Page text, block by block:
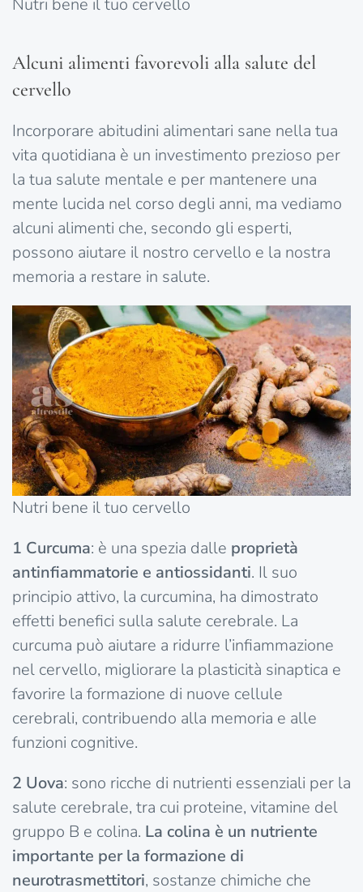
Alcuni alimenti favorevoli alla salute del
cervello
Incorporare abitudini alimentari sane nella tua
vita quotidiana è un investimento prezioso per
la tua salute mentale e per mantenere una
mente lucida nel corso degli anni, ma vediamo
alcuni alimenti che, secondo gli esperti,
possono aiutare il nostro cervello e la nostra
memoria a restare in salute.
Nutri bene il tuo cervello
1 Curcuma: è una spezia dalle proprietà
antinfiammatorie e antiossidanti. Il suo
principio attivo, la curcumina, ha dimostrato
effetti benefici sulla salute cerebrale. La
curcuma può aiutare a ridurre l’infiammazione
nel cervello, migliorare la plasticità sinaptica e
favorire la formazione di nuove cellule
cerebrali, contribuendo alla memoria e alle
funzioni cognitive.
2 Uova: sono ricche di nutrienti essenziali per la
salute cerebrale, tra cui proteine, vitamine del
gruppo B e colina. La colina è un nutriente
importante per la formazione di
neurotrasmettitori, sostanze chimiche che